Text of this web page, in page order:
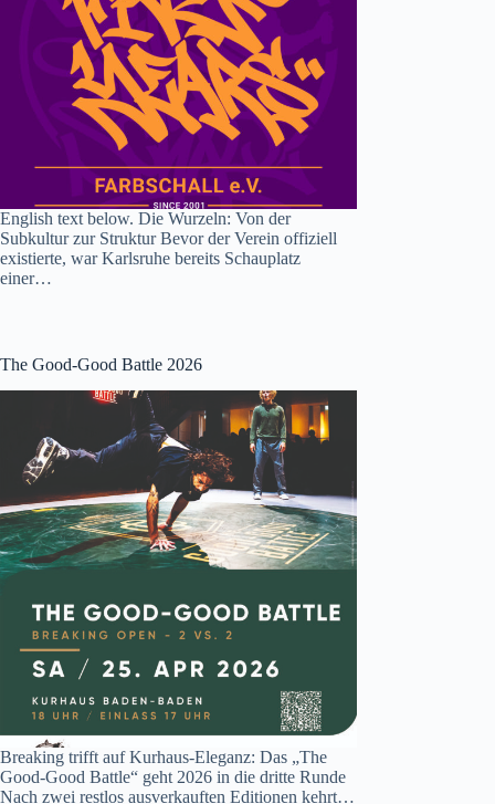
English text below. Die Wurzeln: Von der
Subkultur zur Struktur Bevor der Verein offiziell
existierte, war Karlsruhe bereits Schauplatz
einer…
The Good-Good Battle 2026
Breaking trifft auf Kurhaus-Eleganz: Das „The
Good-Good Battle“ geht 2026 in die dritte Runde
Nach zwei restlos ausverkauften Editionen kehrt…